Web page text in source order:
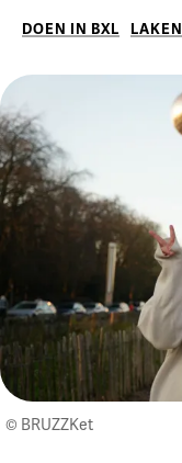
DOEN IN BXL LAKEN
© BRUZZKet